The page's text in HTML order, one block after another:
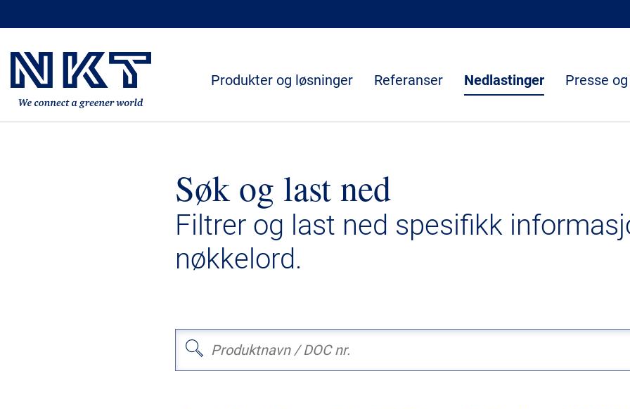
Produkter og løsninger Referanser Nedlastinger Presse
Søk og last ned
Filtrer og last ned spesifikk
nøkkelord.